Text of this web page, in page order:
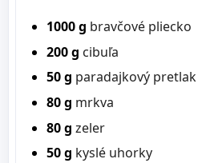
1000 g bravčové pliecko
200 g cibuľa
50 g paradajkový pretlak
80 g mrkva
80 g zeler
50 g kyslé uhorky